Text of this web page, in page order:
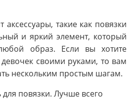
такие как повязки
и яркий элемент, который
образ. Если вы хотите
девочек своими руками, то вам
нескольким простым шагам.
повязки. Лучше всего